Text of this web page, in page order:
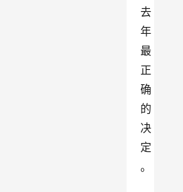
去
年
最
正
确
的
决
定
。